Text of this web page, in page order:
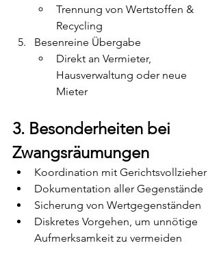
Trennung von Wertstoffen &
Recycling
Besenreine Übergabe
Direkt an Vermieter,
Hausverwaltung oder neue
Mieter
3. Besonderheiten bei
Zwangsräumungen
Koordination mit Gerichtsvollzieher
Dokumentation aller Gegenstände
Sicherung von Wertgegenständen
Diskretes Vorgehen, um unnötige
Aufmerksamkeit zu vermeiden